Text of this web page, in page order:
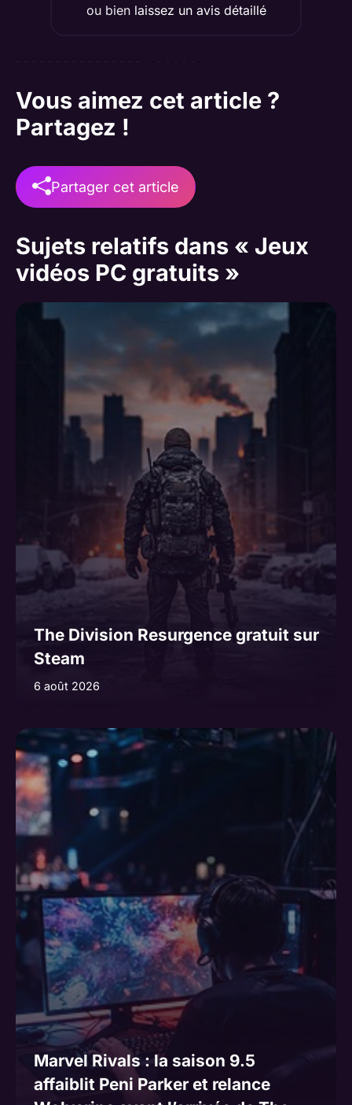
ou bien laissez un avis détaillé
Vous aimez cet article ?
Partagez !
Partager cet article
Sujets relatifs dans « Jeux
vidéos PC gratuits »
The Division Resurgence gratuit sur
Steam
6 août 2026
Marvel Rivals : la saison 9.5
affaiblit Peni Parker et relance